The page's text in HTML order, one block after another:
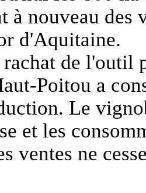
à nouveau des
d'Aquitaine.
de l'outil
Poitou a
Le
et les
ventes ne